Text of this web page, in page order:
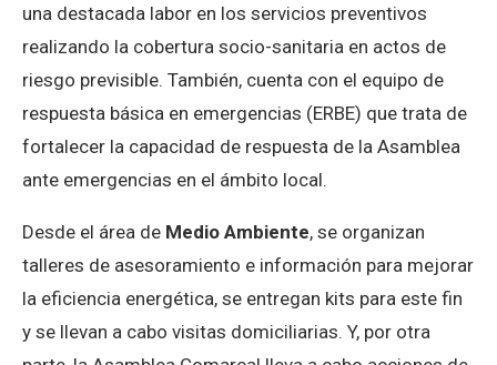
una destacada labor en los servicios preventivos
realizando la cobertura socio-sanitaria en actos de
riesgo previsible. También, cuenta con el equipo de
respuesta básica en emergencias (ERBE) que trata de
fortalecer la capacidad de respuesta de la Asamblea
ante emergencias en el ámbito local.
Desde el área de Medio Ambiente, se organizan
talleres de asesoramiento e información para mejorar
la eficiencia energética, se entregan kits para este fin
y se llevan a cabo visitas domiciliarias. Y, por otra